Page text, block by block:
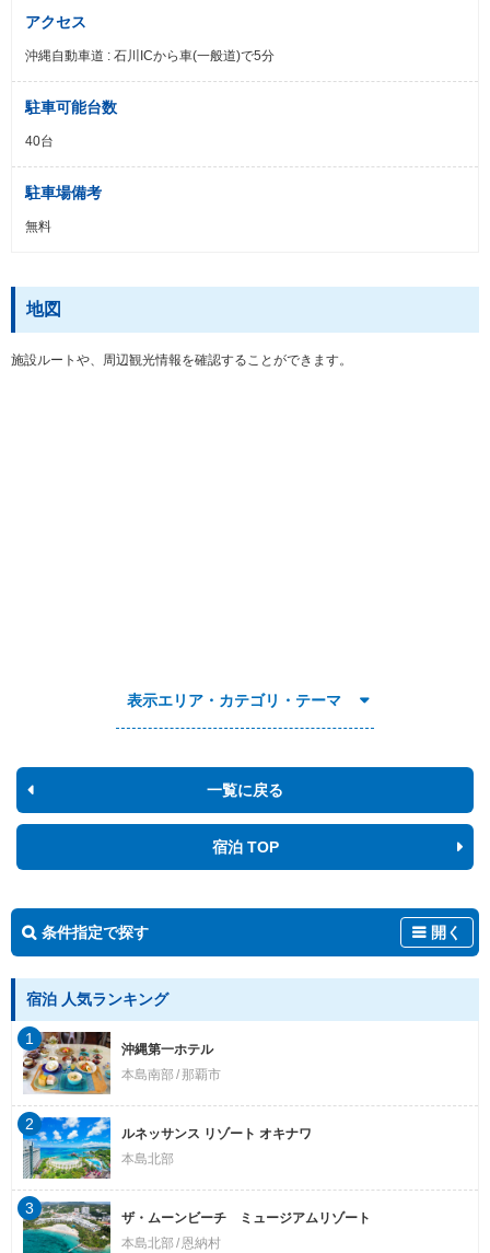
アクセス
沖縄自動車道 : 石川ICから車(一般道)で5分
駐車可能台数
40台
駐車場備考
無料
地図
施設ルートや、周辺観光情報を確認することができます。
表示エリア・カテゴリ・テーマ
一覧に戻る
宿泊 TOP
条件指定で探す 開く
宿泊 人気ランキング
沖縄第一ホテル
本島南部
那覇市
1
ルネッサンス リゾート オキナワ
本島北部
2
ザ・ムーンビーチ ミュージアムリゾート
本島北部 恩納村
3